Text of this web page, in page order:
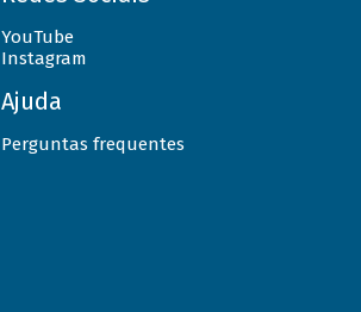
YouTube
Instagram
Ajuda
Perguntas frequentes